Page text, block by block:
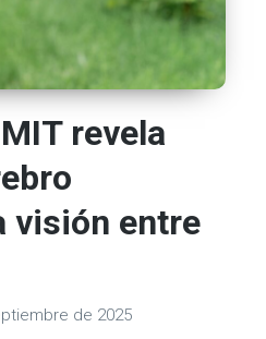
revela
visión entre
de 2025